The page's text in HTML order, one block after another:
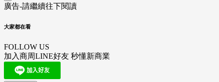
廣告-請繼續往下閱讀
大家都在看
FOLLOW US
加入商周LINE好友 秒懂新商業